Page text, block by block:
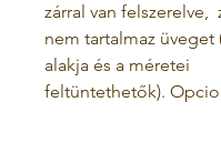
zárral van felszerelve,
nem tartalmaz üveget
alakja és a méretei
feltüntethetők).